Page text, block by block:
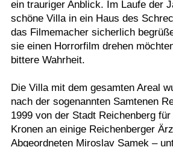
ein trauriger Anblick. Im Laufe der
schöne Villa in ein Haus des
das Filmemacher sicherlich
sie einen Horrorfilm drehen
bittere Wahrheit.
Die Villa mit dem gesamten Areal
nach der sogenannten Samtenen
1999 von der Stadt Reichenberg
Kronen an einige Reichenberger
Abgeordneten Miroslav Samek –